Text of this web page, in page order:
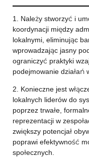
1. Należy stworzyć i
koordynacji między
lokalnymi, eliminując
wprowadzając jasny
ograniczyć praktyki
podejmowanie działań
2. Konieczne jest
lokalnych liderów do
poprzez trwałe,
reprezentacji w
zwiększy potencjał
poprawi efektywność
społecznych.